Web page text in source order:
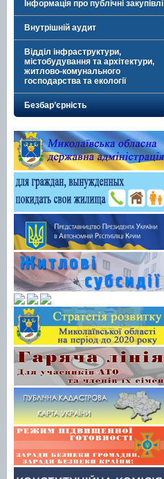
Інформація про публічні закупівлі
Внутрішній аудит
Відділ інфраструктури,
містобудування та архітектури,
житлово-комунального
господарства та екології
Безбар’єрність